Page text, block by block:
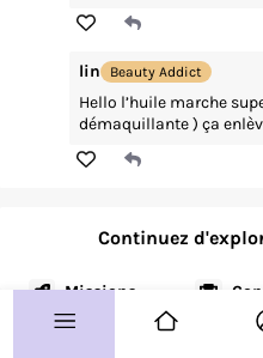
Test produits
Plus d'infos sur le Club ?
Guide de démarrage
Plan de site
CGU
Charte Communautaire
lin Beauty Addict
Hello l’huile marche
démaquillante ) ça
Continuez
Missions